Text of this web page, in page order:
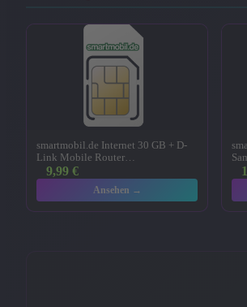
smartmobil.de Internet 30 GB + D-
Link Mobile Router…
9,99 €
Ansehen →